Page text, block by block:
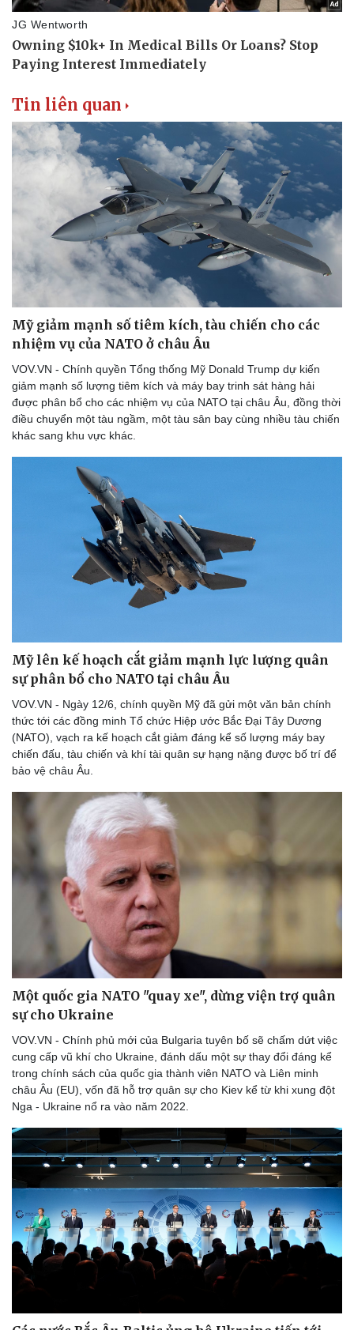
Thể thao
Lịch thi đấu bóng đá
Thế giới thể thao
eSports
Hậu trường
Ô tô - Xe máy
Ô tô
Xe máy
Tư vấn
Tin liên quan
Mỹ giảm mạnh số tiêm kích, tàu chiến cho các
nhiệm vụ của NATO ở châu Âu
VOV.VN - Chính quyền Tổng thống Mỹ Donald Trump dự kiến
giảm mạnh số lượng tiêm kích và máy bay trinh sát hàng hải
được phân bổ cho các nhiệm vụ của NATO tại châu Âu, đồng thời
điều chuyển một tàu ngầm, một tàu sân bay cùng nhiều tàu chiến
khác sang khu vực khác.
Mỹ lên kế hoạch cắt giảm mạnh lực lượng quân
sự phân bổ cho NATO tại châu Âu
VOV.VN - Ngày 12/6, chính quyền Mỹ đã gửi một văn bản chính
thức tới các đồng minh Tổ chức Hiệp ước Bắc Đại Tây Dương
(NATO), vạch ra kế hoạch cắt giảm đáng kể số lượng máy bay
chiến đấu, tàu chiến và khí tài quân sự hạng nặng được bố trí để
bảo vệ châu Âu.
Một quốc gia NATO "quay xe", dừng viện trợ quân
sự cho Ukraine
VOV.VN - Chính phủ mới của Bulgaria tuyên bố sẽ chấm dứt việc
cung cấp vũ khí cho Ukraine, đánh dấu một sự thay đổi đáng kể
trong chính sách của quốc gia thành viên NATO và Liên minh
châu Âu (EU), vốn đã hỗ trợ quân sự cho Kiev kể từ khi xung đột
Nga - Ukraine nổ ra vào năm 2022.